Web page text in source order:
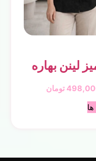
لینن بهاره
تومان